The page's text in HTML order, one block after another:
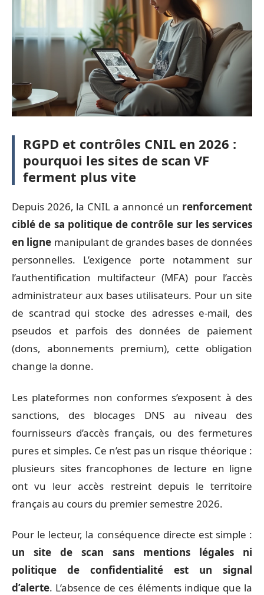
RGPD et contrôles CNIL en 2026 :
pourquoi les sites de scan VF
ferment plus vite
Depuis 2026, la CNIL a annoncé un renforcement
ciblé de sa politique de contrôle sur les services
en ligne manipulant de grandes bases de données
personnelles. L’exigence porte notamment sur
l’authentification multifacteur (MFA) pour l’accès
administrateur aux bases utilisateurs. Pour un site
de scantrad qui stocke des adresses e-mail, des
pseudos et parfois des données de paiement
(dons, abonnements premium), cette obligation
change la donne.
Les plateformes non conformes s’exposent à des
sanctions, des blocages DNS au niveau des
fournisseurs d’accès français, ou des fermetures
pures et simples. Ce n’est pas un risque théorique :
plusieurs sites francophones de lecture en ligne
ont vu leur accès restreint depuis le territoire
français au cours du premier semestre 2026.
Pour le lecteur, la conséquence directe est simple :
un site de scan sans mentions légales ni
politique de confidentialité est un signal
d’alerte. L’absence de ces éléments indique que la